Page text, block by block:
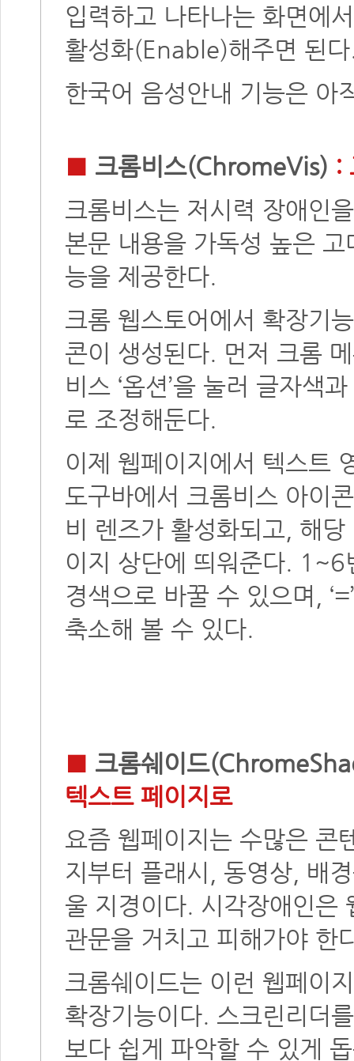
입력하고 나타나는 화면에
활성화(Enable)해주면 된
한국어 음성안내 기능은 아
■ 크롬비스(ChromeVis) :
크롬비스는 저시력 장애인
본문 내용을 가독성 높은
능을 제공한다.
크롬 웹스토어에서 확장기
콘이 생성된다. 먼저 크롬
비스 ‘옵션’을 눌러 글자색
로 조정해둔다.
이제 웹페이지에서 텍스트
도구바에서 크롬비스 아이
비 렌즈가 활성화되고, 해
이지 상단에 띄워준다.
경색으로 바꿀 수 있으며,
축소해 볼 수 있다.
■ 크롬쉐이드
텍스트 페이지로
요즘 웹페이지는 수많은 콘
지부터 플래시, 동영상, 배
울 지경이다. 시각장애인은
관문을 거치고 피해가야 한
크롬쉐이드는 이런 웹페이
확장기능이다. 스크린리더
보다 쉽게 파악할 수 있게